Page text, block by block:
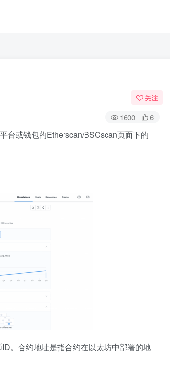
关注
1600 6
台或钱包的Etherscan/BSCscan页面下的
。合约地址是指合约在以太坊中部署的地